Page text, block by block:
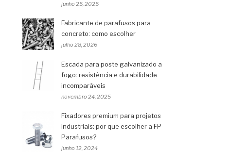
junho 25, 2025
Fabricante de parafusos para
concreto: como escolher
julho 28, 2026
Escada para poste galvanizado a
fogo: resistência e durabilidade
incomparáveis
novembro 24, 2025
Fixadores premium para projetos
industriais: por que escolher a FP
Parafusos?
junho 12, 2024